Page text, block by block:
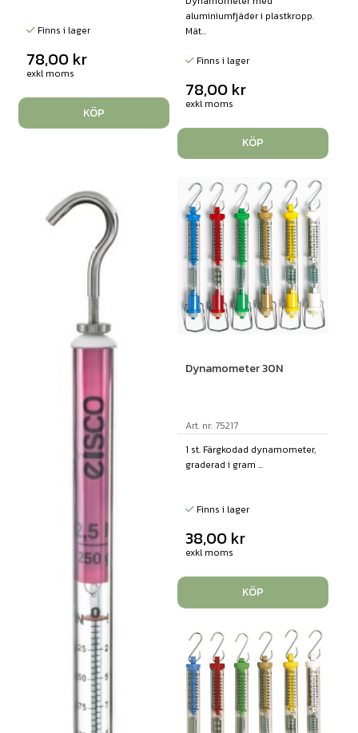
Finns i lager
78,00 kr
exkl moms
KÖP
aluminiumfjäder i plastkropp.
Mät...
Finns i lager
78,00 kr
exkl moms
KÖP
Dynamometer 30N
Art. nr: 75217
1 st. Färgkodad dynamometer,
graderad i gram ...
Finns i lager
38,00 kr
exkl moms
KÖP